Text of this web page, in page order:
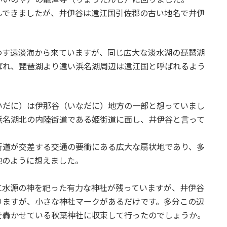
きましたが、井伊谷は遠江国引佐郡の古い地名で井伊
遠淡海から来ていますが、同じ広大な淡水湖の琵琶湖
、琵琶湖より遠い浜名湖周辺は遠江国と呼ばれるよう
に）は伊那谷（いなだに）地方の一部と想っていまし
湖北の内陸街道である姫街道に面し、井伊谷と言って
が交差する交通の要衝にある広大な扇状地であり、多
ように想えました。
源の神を祀った有力な神社が残っていますが、井伊谷
すが、小さな神社マークがあるだけです。多分この辺
かせている秋葉神社に収束して行ったのでしょうか。